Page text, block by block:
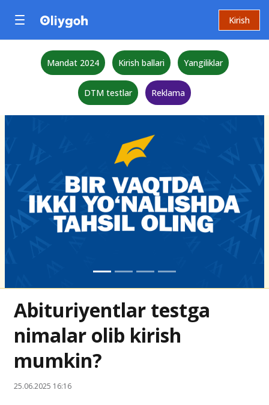
Kirish
Mandat 2024 Kirish ballari Yangiliklar
DTM testlar Reklama
Abituriyentlar testga
nimalar olib kirish
mumkin?
25.06.2025 16:16